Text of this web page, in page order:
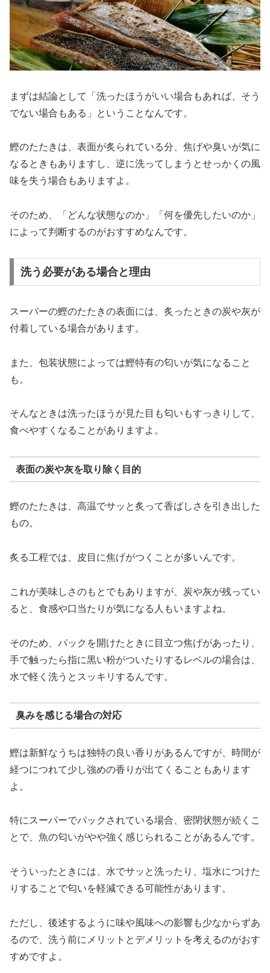
まずは結論として「洗ったほうがいい場合もあれば、そう
でない場合もある」ということなんです。
鰹のたたきは、表面が炙られている分、焦げや臭いが気に
なるときもありますし、逆に洗ってしまうとせっかくの風
味を失う場合もありますよ。
そのため、「どんな状態なのか」「何を優先したいのか」
によって判断するのがおすすめなんです。
洗う必要がある場合と理由
スーパーの鰹のたたきの表面には、炙ったときの炭や灰が
付着している場合があります。
また、包装状態によっては鰹特有の匂いが気になること
も。
そんなときは洗ったほうが見た目も匂いもすっきりして、
食べやすくなることがありますよ。
表面の炭や灰を取り除く目的
鰹のたたきは、高温でサッと炙って香ばしさを引き出した
もの。
炙る工程では、皮目に焦げがつくことが多いんです。
これが美味しさのもとでもありますが、炭や灰が残ってい
ると、食感や口当たりが気になる人もいますよね。
そのため、パックを開けたときに目立つ焦げがあったり、
手で触ったら指に黒い粉がついたりするレベルの場合は、
水で軽く洗うとスッキリするんです。
臭みを感じる場合の対応
鰹は新鮮なうちは独特の良い香りがあるんですが、時間が
経つにつれて少し強めの香りが出てくることもあります
よ。
特にスーパーでパックされている場合、密閉状態が続くこ
とで、魚の匂いがやや強く感じられることがあるんです。
そういったときには、水でサッと洗ったり、塩水につけた
りすることで匂いを軽減できる可能性があります。
ただし、後述するように味や風味への影響も少なからずあ
るので、洗う前にメリットとデメリットを考えるのがおす
すめですよ。